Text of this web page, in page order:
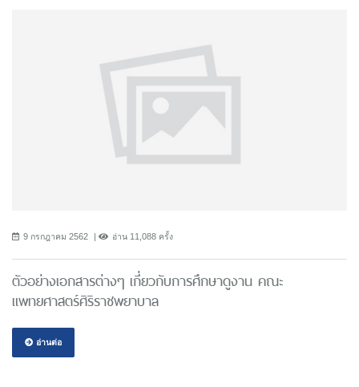
9 กรกฎาคม 2562 อ่าน 11,088 ครั้ง
ตัวอย่างเอกสารต่างๆ เกี่ยวกับการศึกษาดูงาน คณะ
แพทยศาสตร์ศิริราชพยาบาล
อ่านต่อ